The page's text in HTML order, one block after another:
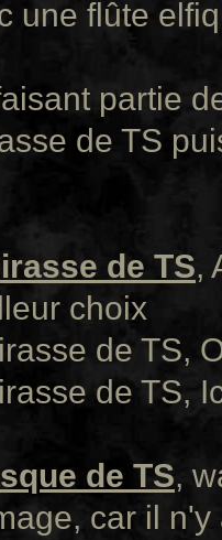
une flûte
partie
de TS
de TS,
choix
de TS,
de TS,
de TS,
car il